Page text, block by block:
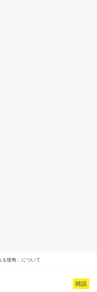
る後悔」について
雑談